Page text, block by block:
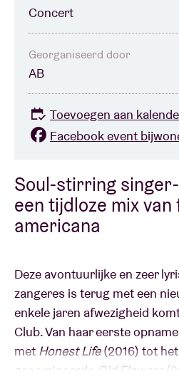
Soul-stirring
een tijdloze mix van
americana
Deze avontuurlijke en zeer
zangeres is terug met een
enkele jaren afwezigheid
Club. Van haar eerste
met Honest Life(2016) tot
genomineerde
Old Flowers
Concert
Georganiseerd door
AB
Toevoegen aan
Facebook event